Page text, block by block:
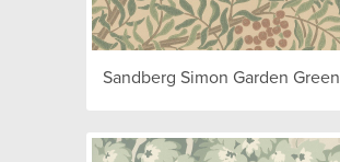
Sandberg Simon Garden Green